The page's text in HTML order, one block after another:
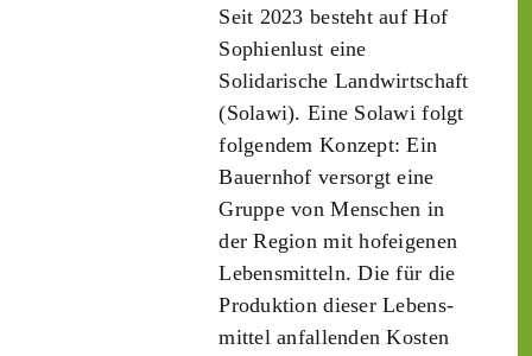
Seit 2023 besteht auf Hof
Sophienlust eine
Solidarische Landwirtschaft
(Solawi). Eine Solawi folgt
folgendem Konzept: Ein
Bauern­hof versorgt eine
Gruppe von Menschen in
der Region mit hof­eigenen
Lebens­mitteln. Die für die
Produktion dieser Lebens­
mittel anfallenden Kosten